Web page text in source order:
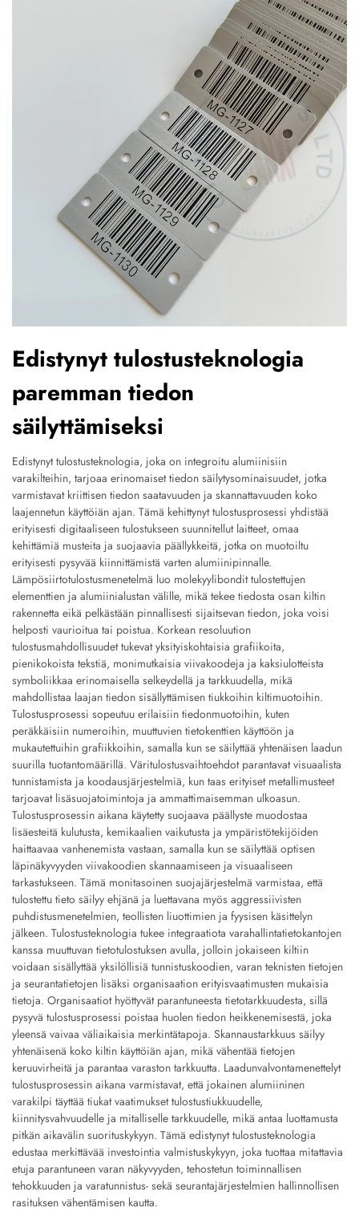
Edistynyt tulostusteknologia
paremman tiedon
säilyttämiseksi
Edistynyt tulostusteknologia, joka on integroitu alumiinisiin
varakilteihin, tarjoaa erinomaiset tiedon säilytysominaisuudet, jotka
varmistavat kriittisen tiedon saatavuuden ja skannattavuuden koko
laajennetun käyttöiän ajan. Tämä kehittynyt tulostusprosessi yhdistää
erityisesti digitaaliseen tulostukseen suunnitellut laitteet, omaa
kehittämiä musteita ja suojaavia päällykkeitä, jotka on muotoiltu
erityisesti pysyvää kiinnittämistä varten alumiinipinnalle.
Lämpösiirtotulostusmenetelmä luo molekyylibondit tulostettujen
elementtien ja alumiinialustan välille, mikä tekee tiedosta osan kiltin
rakennetta eikä pelkästään pinnallisesti sijaitsevan tiedon, joka voisi
helposti vaurioitua tai poistua. Korkean resoluution
tulostusmahdollisuudet tukevat yksityiskohtaisia grafiikoita,
pienikokoista tekstiä, monimutkaisia viivakoodeja ja kaksiulotteista
symboliikkaa erinomaisella selkeydellä ja tarkkuudella, mikä
mahdollistaa laajan tiedon sisällyttämisen tiukkoihin kiltimuotoihin.
Tulostusprosessi sopeutuu erilaisiin tiedonmuotoihin, kuten
peräkkäisiin numeroihin, muuttuvien tietokenttien käyttöön ja
mukautettuihin grafiikkoihin, samalla kun se säilyttää yhtenäisen laadun
suurilla tuotantomäärillä. Väritulostusvaihtoehdot parantavat visuaalista
tunnistamista ja koodausjärjestelmiä, kun taas erityiset metallimusteet
tarjoavat lisäsuojatoimintoja ja ammattimaisemman ulkoasun.
Tulostusprosessin aikana käytetty suojaava päällyste muodostaa
lisäesteitä kulutusta, kemikaalien vaikutusta ja ympäristötekijöiden
haittaavaa vanhenemista vastaan, samalla kun se säilyttää optisen
läpinäkyvyyden viivakoodien skannaamiseen ja visuaaliseen
tarkastukseen. Tämä monitasoinen suojajärjestelmä varmistaa, että
tulostettu tieto säilyy ehjänä ja luettavana myös aggressiivisten
puhdistusmenetelmien, teollisten liuottimien ja fyysisen käsittelyn
jälkeen. Tulostusteknologia tukee integraatiota varahallintatietokantojen
kanssa muuttuvan tietotulostuksen avulla, jolloin jokaiseen kiltiin
voidaan sisällyttää yksilöllisiä tunnistuskoodien, varan teknisten tietojen
ja seurantatietojen lisäksi organisaation erityisvaatimusten mukaisia
tietoja. Organisaatiot hyöttyvät parantuneesta tietotarkkuudesta, sillä
pysyvä tulostusprosessi poistaa huolen tiedon heikkenemisestä, joka
yleensä vaivaa väliaikaisia merkintätapoja. Skannaustarkkuus säilyy
yhtenäisenä koko kiltin käyttöiän ajan, mikä vähentää tietojen
keruuvirheitä ja parantaa varaston tarkkuutta. Laadunvalvontamenettelyt
tulostusprosessin aikana varmistavat, että jokainen alumiininen
varakilpi täyttää tiukat vaatimukset tulostustiukkuudelle,
kiinnitysvahvuudelle ja mitalliselle tarkkuudelle, mikä antaa luottamusta
pitkän aikavälin suorituskykyyn. Tämä edistynyt tulostusteknologia
edustaa merkittävää investointia valmistuskykyyn, joka tuottaa mitattavia
etuja parantuneen varan näkyvyyden, tehostetun toiminnallisen
tehokkuuden ja varatunnistus- sekä seurantajärjestelmien hallinnollisen
rasituksen vähentämisen kautta.